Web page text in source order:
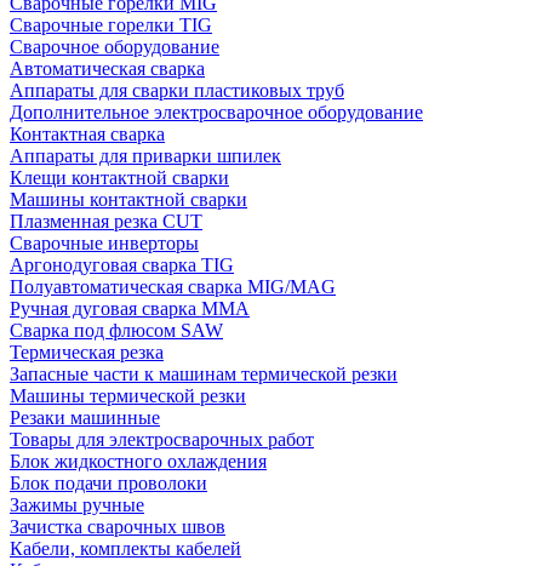
Сварочные горелки TIG
Сварочное оборудование
Автоматическая сварка
Аппараты для сварки пластиковых труб
Дополнительное электросварочное оборудование
Контактная сварка
Аппараты для приварки шпилек
Клещи контактной сварки
Машины контактной сварки
Плазменная резка CUT
Сварочные инверторы
Аргонодуговая сварка TIG
Полуавтоматическая сварка MIG/MAG
Ручная дуговая сварка MMA
Сварка под флюсом SAW
Термическая резка
Запасные части к машинам термической резки
Машины термической резки
Резаки машинные
Товары для электросварочных работ
Блок жидкостного охлаждения
Блок подачи проволоки
Зажимы ручные
Зачистка сварочных швов
Кабели, комплекты кабелей